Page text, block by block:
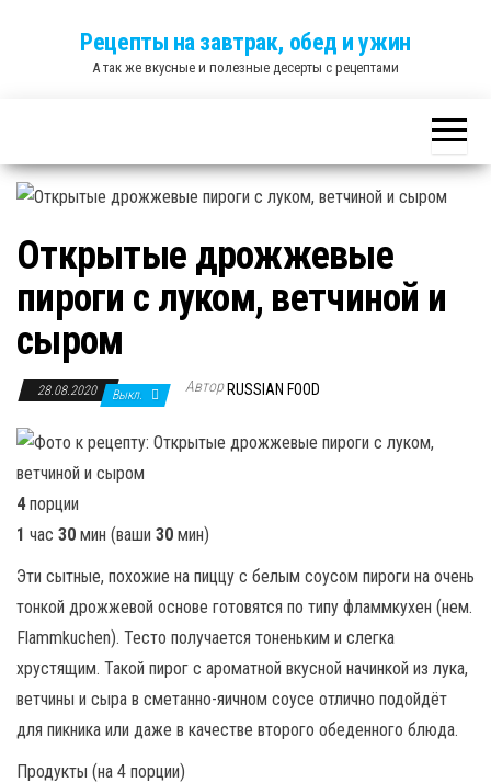
Рецепты на завтрак, обед и ужин
А так же вкусные и полезные десерты с рецептами
Открытые дрожжевые
пироги с луком, ветчиной и
сыром
28.08.2020 Выкл. Автор RUSSIAN FOOD
4порции
1 час 30 мин (ваши 30 мин)
Эти сытные, похожие на пиццу с белым соусом пироги на очень
тонкой дрожжевой основе готовятся по типу фламмкухен (нем.
Flammkuchen). Тесто получается тоненьким и слегка
хрустящим. Такой пирог с ароматной вкусной начинкой из лука,
ветчины и сыра в сметанно-яичном соусе отлично подойдёт
для пикника или даже в качестве второго обеденного блюда.
Продукты (на 4 порции)